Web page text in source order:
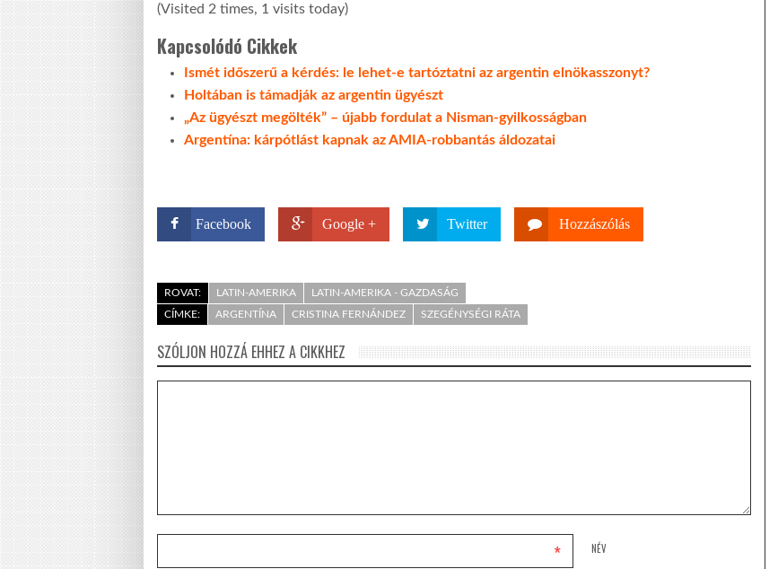
(Visited 2 times, 1 visits today)
Kapcsolódó Cikkek
Ismét időszerű a kérdés: le lehet-e tartóztatni az argentin elnökasszonyt?
Holtában is támadják az argentin ügyészt
„Az ügyészt megölték” – újabb fordulat a Nisman-gyilkosságban
Argentína: kárpótlást kapnak az AMIA-robbantás áldozatai
Facebook Google + Twitter Hozzászólás
ROVAT: LATIN-AMERIKA
LATIN-AMERIKA - GAZDASÁG
CÍMKE:
ARGENTÍNA CRISTINA FERNÁNDEZ SZEGÉNYSÉGI RÁTA
SZÓLJON HOZZÁ EHHEZ A CIKKHEZ
NÉV
*